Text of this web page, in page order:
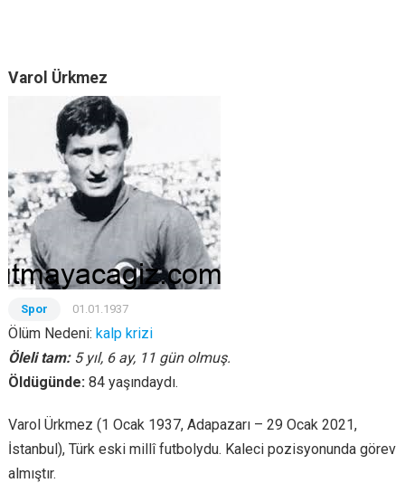
Varol Ürkmez
Spor 01.01.1937
Ölüm Nedeni: kalp krizi
Öleli tam: 5 yıl, 6 ay, 11 gün olmuş.
Öldügünde: 84 yaşındaydı.
Varol Ürkmez (1 Ocak 1937, Adapazarı – 29 Ocak 2021,
İstanbul), Türk eski millî futbolydu. Kaleci pozisyonunda görev
almıştır.